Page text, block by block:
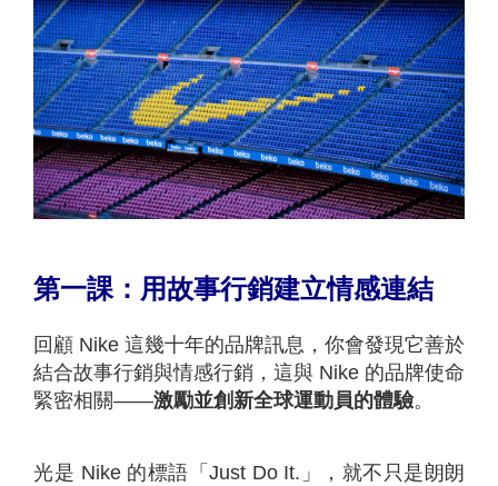
第一課：用故事行銷建立情感連結
回顧 Nike 這幾十年的品牌訊息，你會發現它善於
結合故事行銷與情感行銷，這與 Nike 的品牌使命
緊密相關——激勵並創新全球運動員的體驗。
光是 Nike 的標語「Just Do It.」，就不只是朗朗